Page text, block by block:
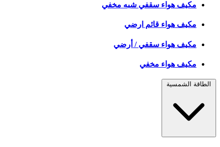
مكيف هواء سقفي شبه مخفي
مكيف هواء قائم ارضي
مكيف هواء سقفي / أرضي
مكيف هواء مخفي
الطاقة الشمسية